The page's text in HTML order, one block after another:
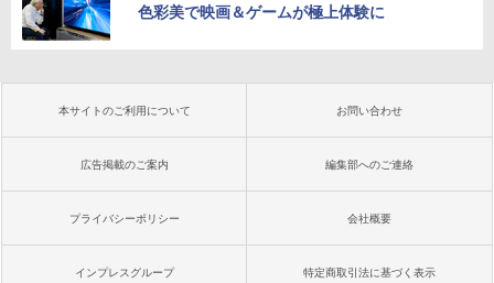
色彩美で映画＆ゲームが極上体験に
本サイトのご利用について お問い合わせ
広告掲載のご案内 編集部へのご連絡
プライバシーポリシー 会社概要
インプレスグループ 特定商取引法に基づく表示